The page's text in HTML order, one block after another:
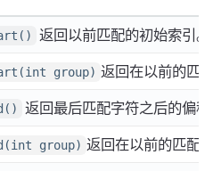
返回以前匹配的初始索引。
group) 返回在以前的匹
返回最后匹配字符之后的偏
group) 返回在以前的匹配